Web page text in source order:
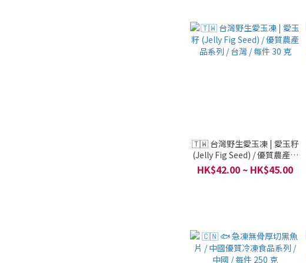
🇹🇼 台灣野生愛玉凍 | 愛玉籽
(Jelly Fig Seed) / 優質農產品
系列 / 台灣 / 每件 30 克
HK$42.00 ~ HK$45.00